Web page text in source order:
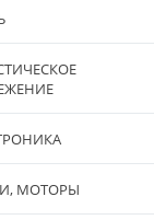
МОТОРЫ